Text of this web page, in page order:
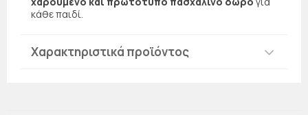
κάθε παιδί.
Χαρακτηριστικά προϊόντος